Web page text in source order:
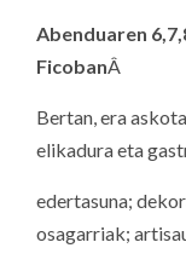
Abenduaren
FicobanÂ
Bertan, era
elikadura eta
edertasuna;
osagarriak;